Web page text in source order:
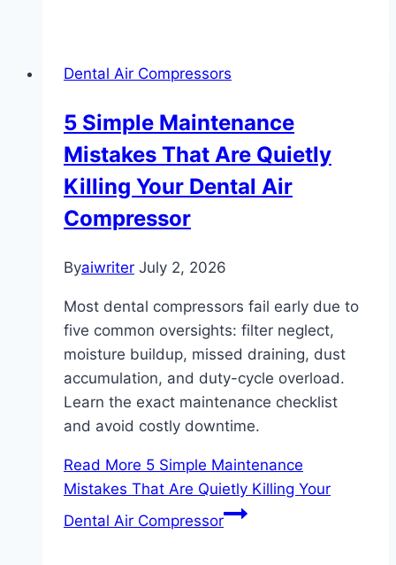
Dental Air Compressors
5 Simple Maintenance
Mistakes That Are Quietly
Killing Your Dental Air
Compressor
Byaiwriter July 2, 2026
Most dental compressors fail early due to
five common oversights: filter neglect,
moisture buildup, missed draining, dust
accumulation, and duty-cycle overload.
Learn the exact maintenance checklist
and avoid costly downtime.
Read More 5 Simple Maintenance
Mistakes That Are Quietly Killing Your
Dental Air Compressor